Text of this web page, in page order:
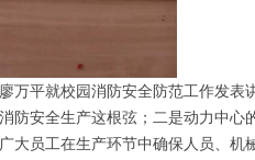
平就校园消防安全防范工作发表
防安全生产这根弦；二是动力中
大员工在生产环节中确保人员、